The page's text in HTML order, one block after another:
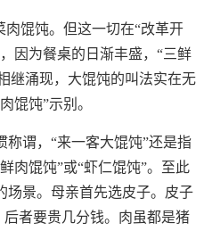
肉馄饨。但这一切在“改革开
因为餐桌的日渐丰盛，“三鲜
继涌现，大馄饨的叫法实在无
馄饨”示别。
谓，“来一客大馄饨”还是指
肉馄饨”或“虾仁馄饨”。至此
场景。母亲首先选皮子。皮子
后者要贵几分钱。肉虽都是猪